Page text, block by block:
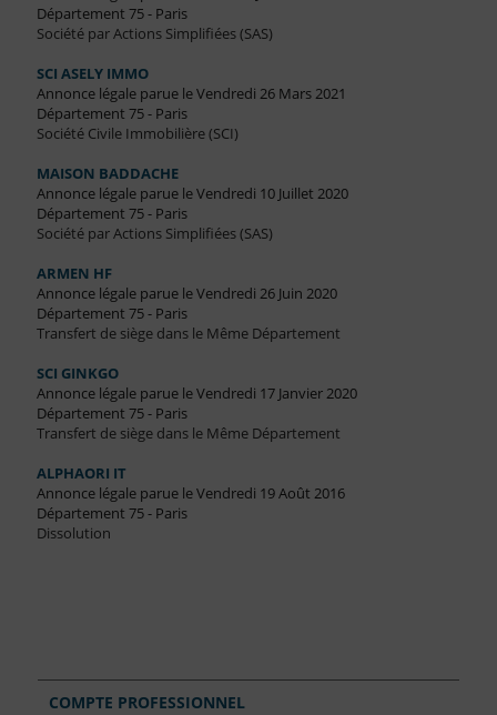
Département 75 - Paris
Société par Actions Simplifiées (SAS)
SCI ASELY IMMO
Annonce légale parue le Vendredi 26 Mars 2021
Département 75 - Paris
Société Civile Immobilière (SCI)
MAISON BADDACHE
Annonce légale parue le Vendredi 10 Juillet 2020
Département 75 - Paris
Société par Actions Simplifiées (SAS)
ARMEN HF
Annonce légale parue le Vendredi 26 Juin 2020
Département 75 - Paris
Transfert de siège dans le Même Département
SCI GINKGO
Annonce légale parue le Vendredi 17 Janvier 2020
Département 75 - Paris
Transfert de siège dans le Même Département
ALPHAORI IT
Annonce légale parue le Vendredi 19 Août 2016
Département 75 - Paris
Dissolution
COMPTE PROFESSIONNEL